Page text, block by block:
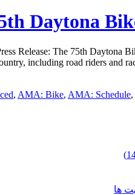
Daytona
Release: The 75th Daytona
including road riders and
, AMA: Bike, AMA: Schedule,
ها